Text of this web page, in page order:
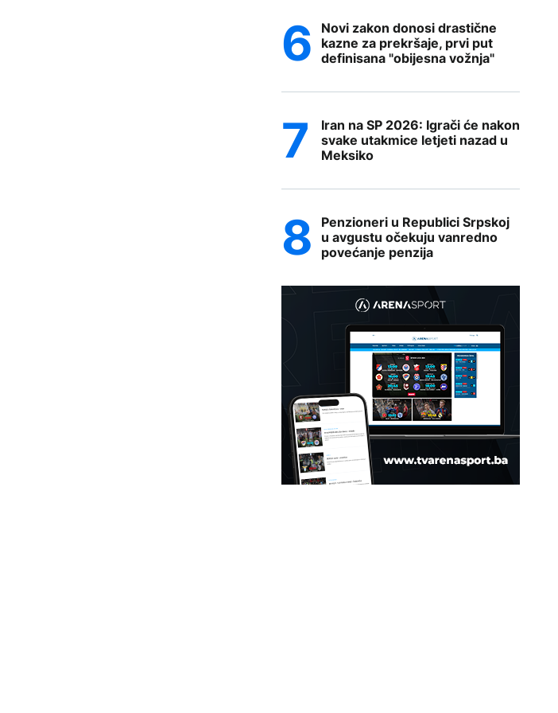
Novi zakon donosi drastične
kazne za prekršaje, prvi put
definisana "obijesna vožnja"
Iran na SP 2026: Igrači će nakon
svake utakmice letjeti nazad u
Meksiko
Penzioneri u Republici Srpskoj
u avgustu očekuju vanredno
povećanje penzija